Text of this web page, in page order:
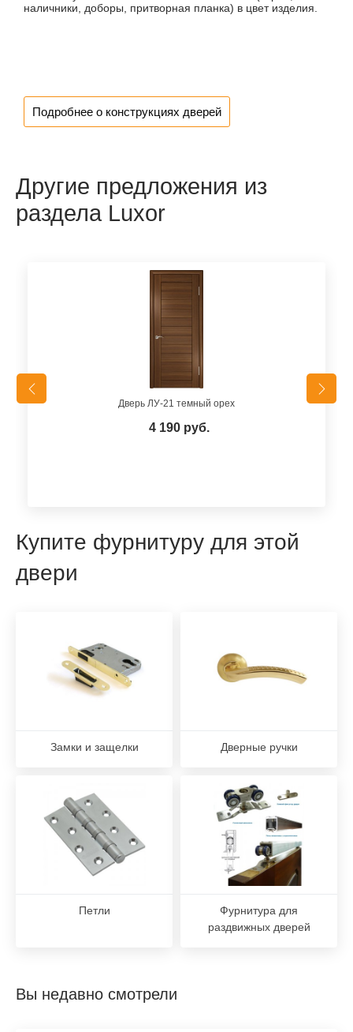
наличники, доборы, притворная планка) в цвет изделия.
Подробнее о конструкциях дверей
Другие предложения из
раздела Luxor
Дверь ЛУ-21 темный орех
4 190 руб.
Купите фурнитуру для этой
двери
Замки и защелки Дверные ручки
Петли
Фурнитура для
раздвижных дверей
Вы недавно смотрели